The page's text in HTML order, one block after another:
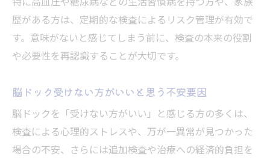
歴がある方は、定期的な検査によるリスク管理が有効で
す。意味がないと感じてしまう前に、検査の本来の役割
や必要性を再認識することが大切です。
脳ドック受けない方がいいと思う不安要因
脳ドックを「受けない方がいい」と感じる方の多くは、
検査による心理的ストレスや、万が一異常が見つかった
場合の不安、さらには追加検査や治療への経済的負担を